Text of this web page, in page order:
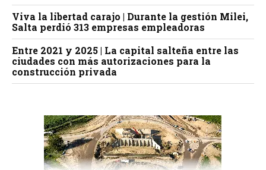
Viva la libertad carajo | Durante la gestión Milei,
Salta perdió 313 empresas empleadoras
Entre 2021 y 2025 | La capital salteña entre las
ciudades con más autorizaciones para la
construcción privada